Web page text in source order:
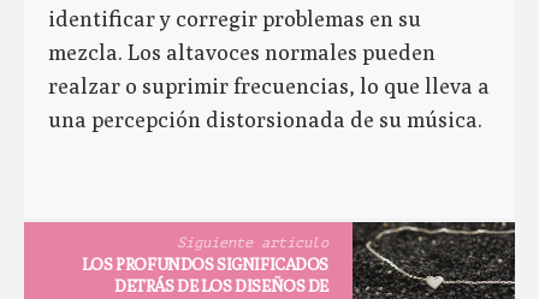
identificar y corregir problemas en su
mezcla. Los altavoces normales pueden
realzar o suprimir frecuencias, lo que lleva a
una percepción distorsionada de su música.
Siguiente artículo
LOS PROFUNDOS SIGNIFICADOS
DETRÁS DE LOS DISEÑOS DE